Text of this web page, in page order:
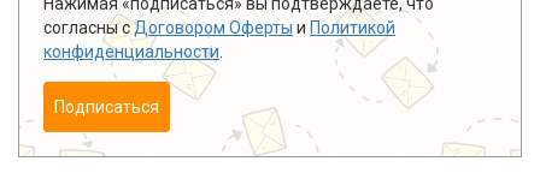
согласны сДоговором Оферты и Политикой
конфиденциальности
Подписаться